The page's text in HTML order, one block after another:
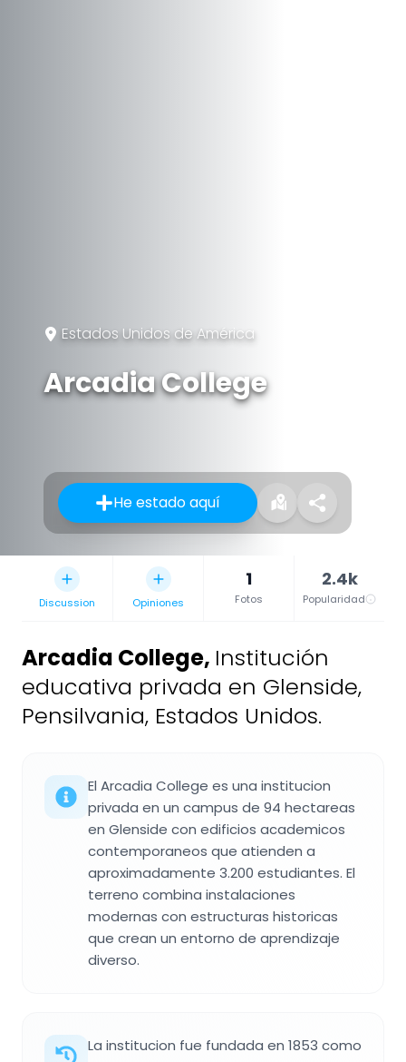
Estados Unidos de América
Arcadia College
He estado aquí
Discussion Opiniones
1
Fotos
2.4k
Popularidad
Arcadia College, Institución
educativa privada en Glenside,
Pensilvania, Estados Unidos.
El Arcadia College es una institucion
privada en un campus de 94 hectareas
en Glenside con edificios academicos
contemporaneos que atienden a
aproximadamente 3.200 estudiantes. El
terreno combina instalaciones
modernas con estructuras historicas
que crean un entorno de aprendizaje
diverso.
La institucion fue fundada en 1853 como